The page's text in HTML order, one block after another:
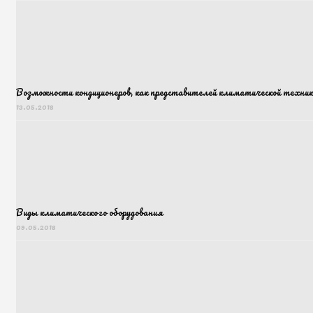
Возможности кондиционеров, как представителей климатической
13.05.2018
Виды климатического оборудования
09.05.2018